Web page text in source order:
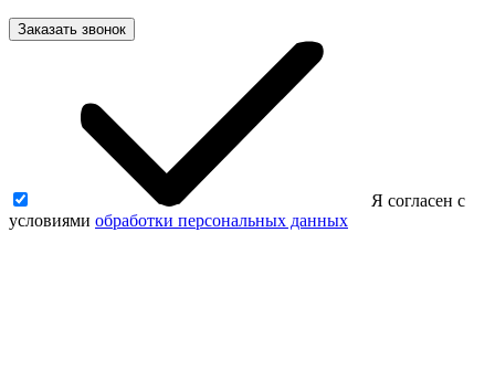
Заказать звонок
Я согласен с
условиями обработки персональных данных